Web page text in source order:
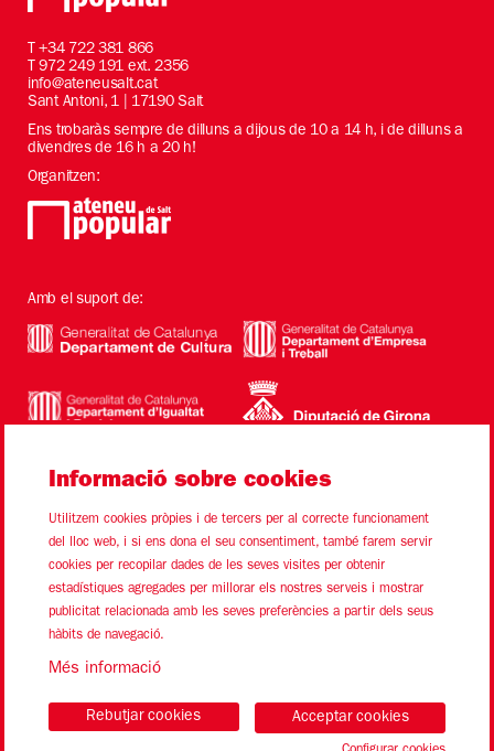
T+34 722 381 866
T 972 249 191 ext. 2356
info@ateneusalt.cat
Sant Antoni, 1 | 17190 Salt
Ens trobaràs sempre de dilluns a dijous de 10 a 14 h, i de dilluns a
divendres de 16 h a 20 h!
Organitzen:
Amb el suport de:
Sitemap Avís Legal Ús de Cookies Contacte
Informació sobre cookies
Utilitzem cookies pròpies i de tercers per al correcte funcionament
del lloc web, i si ens dona el seu consentiment, també farem servir
cookies per recopilar dades de les seves visites per obtenir
estadístiques agregades per millorar els nostres serveis i mostrar
publicitat relacionada amb les seves preferències a partir dels seus
hàbits de navegació.
Més informació
Acceptar cookies
Rebutjar cookies